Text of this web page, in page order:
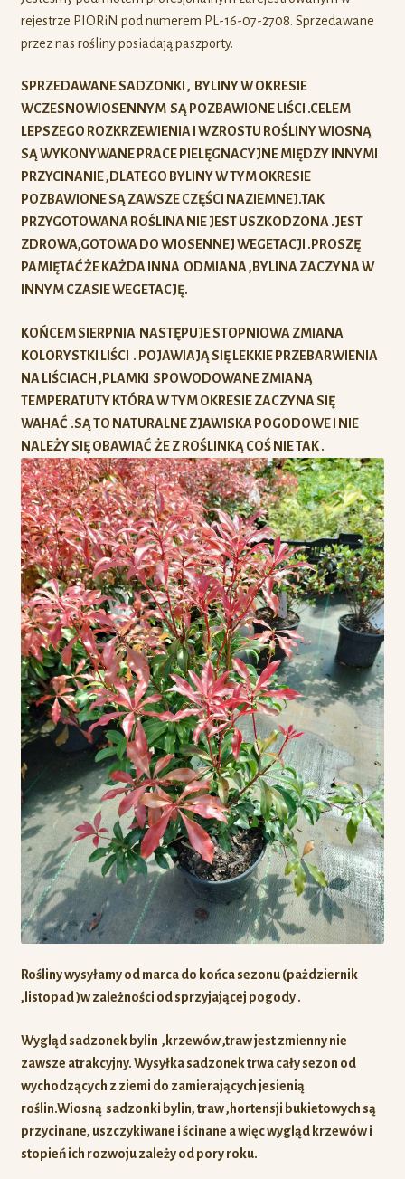
rejestrze PIORiN pod numerem PL-16-07-2708. Sprzedawane
przez nas rośliny posiadają paszporty.
SPRZEDAWANE SADZONKI , BYLINY W OKRESIE
WCZESNOWIOSENNYM SĄ POZBAWIONE LIŚCI .CELEM
LEPSZEGO ROZKRZEWIENIA I WZROSTU ROŚLINY WIOSNĄ
SĄ WYKONYWANE PRACE PIELĘGNACYJNE MIĘDZY INNYMI
PRZYCINANIE ,DLATEGO BYLINY W TYM OKRESIE
POZBAWIONE SĄ ZAWSZE CZĘŚCI NAZIEMNEJ.TAK
PRZYGOTOWANA ROŚLINA NIE JEST USZKODZONA .JEST
ZDROWA,GOTOWA DO WIOSENNEJ WEGETACJI .PROSZĘ
PAMIĘTAĆ ŻE KAŻDA INNA ODMIANA ,BYLINA ZACZYNA W
INNYM CZASIE WEGETACJĘ.
KOŃCEM SIERPNIA NASTĘPUJE STOPNIOWA ZMIANA
KOLORYSTKI LIŚCI . POJAWIAJĄ SIĘ LEKKIE PRZEBARWIENIA
NA LIŚCIACH ,PLAMKI SPOWODOWANE ZMIANĄ
TEMPERATUTY KTÓRA W TYM OKRESIE ZACZYNA SIĘ
WAHAĆ .SĄ TO NATURALNE ZJAWISKA POGODOWE I NIE
NALEŻY SIĘ OBAWIAĆ ŻE Z ROŚLINKĄ COŚ NIE TAK .
Rośliny wysyłamy od marca do końca sezonu (pażdziernik
,listopad )w zależności od sprzyjającej pogody .
Wygląd sadzonek bylin ,krzewów ,traw jest zmienny nie
zawsze atrakcyjny. Wysyłka sadzonek trwa cały sezon od
wychodzących z ziemi do zamierających jesienią
roślin.Wiosną sadzonki bylin, traw ,hortensji bukietowych są
przycinane, uszczykiwane i ścinane a więcwygląd krzewów i
stopień ich rozwoju zależy od pory roku.